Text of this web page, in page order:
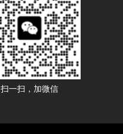
扫一扫，加微信